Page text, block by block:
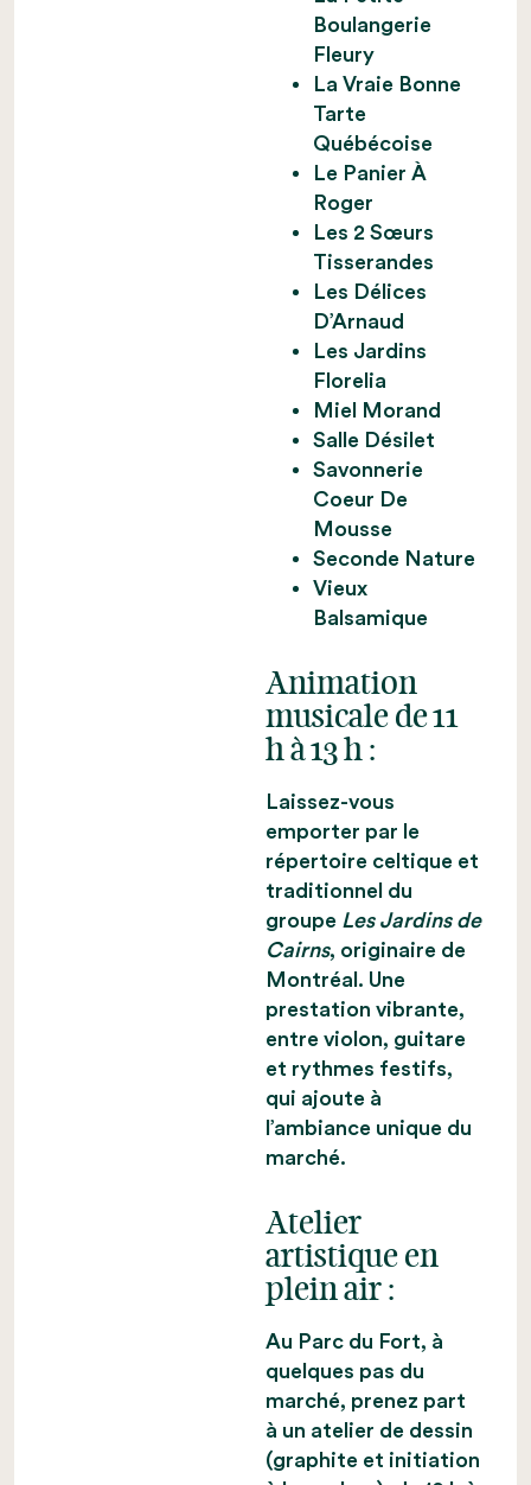
Boulangerie
Fleury
La Vraie Bonne
Tarte
Québécoise
Le Panier À
Roger
Les 2 Sœurs
Tisserandes
Les Délices
D’Arnaud
Les Jardins
Florelia
Miel Morand
Salle Désilet
Savonnerie
Coeur De
Mousse
Seconde Nature
Vieux
Balsamique
Animation
musicale de 11
h à 13 h :
Laissez-vous
emporter par le
répertoire celtique et
traditionnel du
groupe Les Jardins de
Cairns, originaire de
Montréal. Une
prestation vibrante,
entre violon, guitare
et rythmes festifs,
qui ajoute à
l’ambiance unique du
marché.
Atelier
artistique en
plein air :
Au Parc du Fort, à
quelques pas du
marché, prenez part
à un atelier de dessin
(graphite et initiation